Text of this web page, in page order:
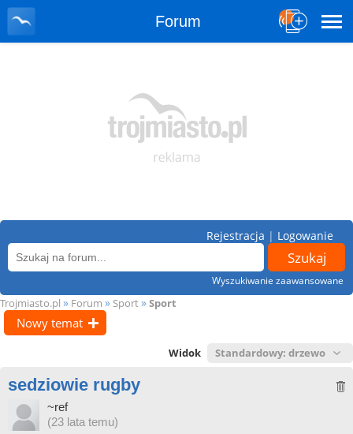
Forum
Wyszukiwanie zaawansowane
Rejestracja | Logowanie
Trojmiasto.pl » Forum » Sport» Sport
Nowy temat
Widok
sedziowie rugby
~ref
(23 lata temu)